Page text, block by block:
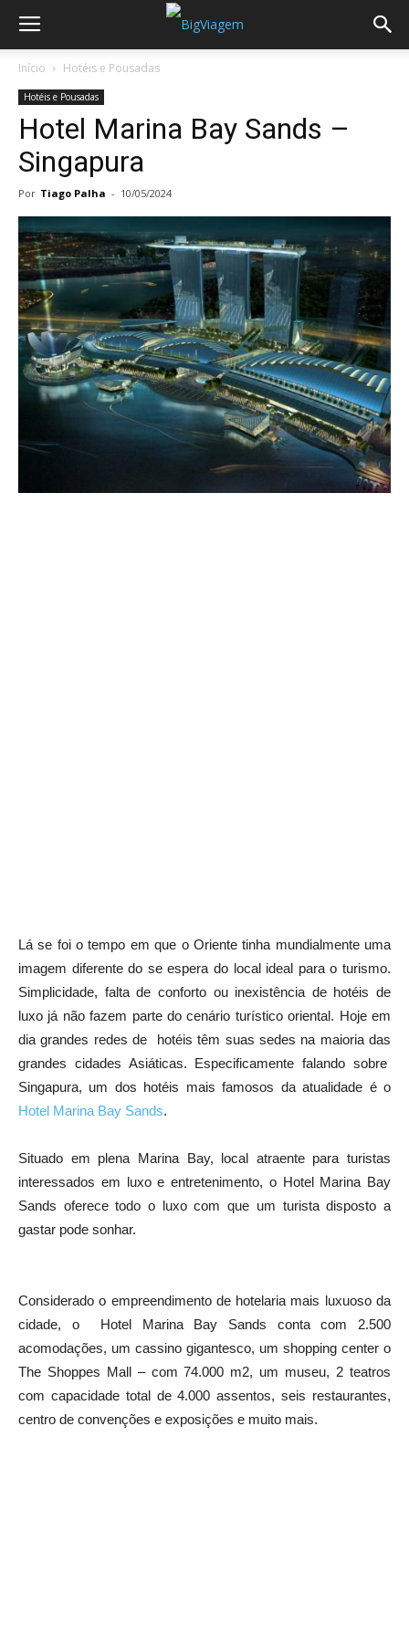
Início Hotéis e Pousadas
Hotéis e Pousadas
Hotel Marina Bay Sands –
Singapura
Por Tiago Palha - 10/05/2024
Lá se foi o tempo em que o Oriente tinha mundialmente uma
imagem diferente do se espera do local ideal para o turismo.
Simplicidade, falta de conforto ou inexistência de hotéis de
luxo já não fazem parte do cenário turístico oriental. Hoje em
dia grandes redes de hotéis têm suas sedes na maioria das
grandes cidades Asiáticas. Especificamente falando sobre
Singapura, um dos hotéis mais famosos da atualidade é o
Hotel Marina Bay Sands.
Situado em plena Marina Bay, local atraente para turistas
interessados em luxo e entretenimento, o Hotel Marina Bay
Sands oferece todo o luxo com que um turista disposto a
gastar pode sonhar.
Considerado o empreendimento de hotelaria mais luxuoso da
cidade, o Hotel Marina Bay Sands conta com 2.500
acomodações, um cassino gigantesco, um shopping center o
The Shoppes Mall – com 74.000 m2, um museu, 2 teatros
com capacidade total de 4.000 assentos, seis restaurantes,
centro de convenções e exposições e muito mais.